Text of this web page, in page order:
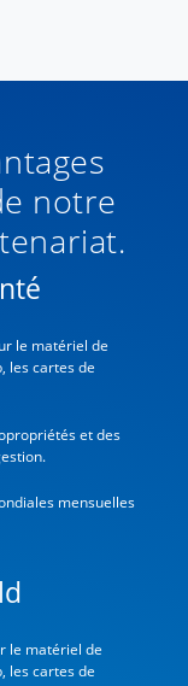
notre
le matériel de
les cartes de
et des
mensuelles
le matériel de
les cartes de